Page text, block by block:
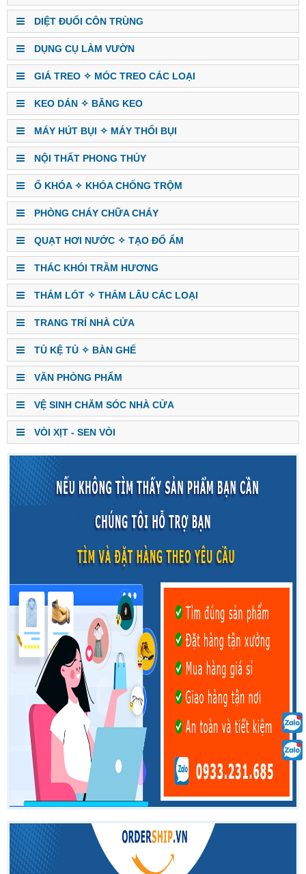
DIỆT ĐUỔI CÔN TRÙNG
DỤNG CỤ LÀM VƯỜN
GIÁ TREO ✧ MÓC TREO CÁC LOẠI
KEO DÁN ✧ BĂNG KEO
MÁY HÚT BỤI ✧ MÁY THỔI BỤI
NỘI THẤT PHONG THỦY
Ổ KHÓA ✧ KHÓA CHỐNG TRỘM
PHÒNG CHÁY CHỮA CHÁY
QUẠT HƠI NƯỚC ✧ TẠO ĐỔ ẨM
THÁC KHÓI TRẦM HƯƠNG
THẢM LÓT ✧ THẢM LÂU CÁC LOẠI
TRANG TRÍ NHÀ CỬA
TỦ KỆ TỦ ✧ BÀN GHẾ
VĂN PHÒNG PHẨM
VỆ SINH CHĂM SÓC NHÀ CỬA
VÒI XỊT - SEN VÒI